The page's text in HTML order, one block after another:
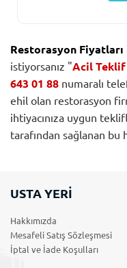
Restorasyon Fiyatları
istiyorsanız "Acil Teklif
643 01 88 numaralı
ehil olan restorasyon
ihtiyacınıza uygun
tarafından sağlanan
USTA YERİ
Hakkımızda
Mesafeli Satış Sözleşmesi
İptal ve İade Koşulları